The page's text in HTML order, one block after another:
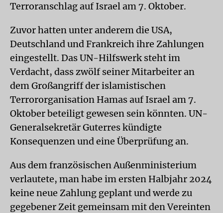
Terroranschlag auf Israel am 7. Oktober.
Zuvor hatten unter anderem die USA,
Deutschland und Frankreich ihre Zahlungen
eingestellt. Das UN-Hilfswerk steht im
Verdacht, dass zwölf seiner Mitarbeiter an
dem Großangriff der islamistischen
Terrororganisation Hamas auf Israel am 7.
Oktober beteiligt gewesen sein könnten. UN-
Generalsekretär Guterres kündigte
Konsequenzen und eine Überprüfung an.
Aus dem französischen Außenministerium
verlautete, man habe im ersten Halbjahr 2024
keine neue Zahlung geplant und werde zu
gegebener Zeit gemeinsam mit den Vereinten